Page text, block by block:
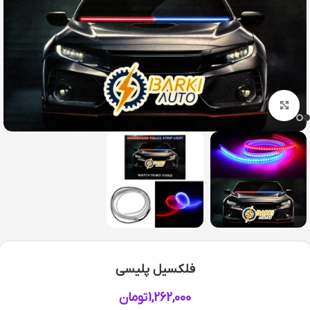
بزرگنمایی تصویر
فلکسیل پلیسی
1,262,000تومان